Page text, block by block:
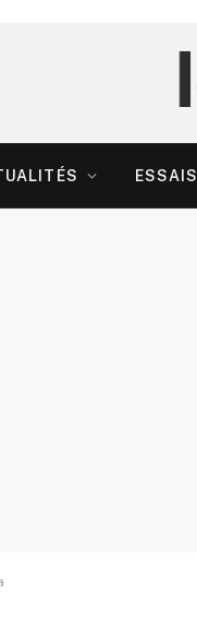
ESSAIS